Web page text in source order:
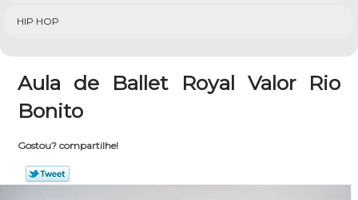
HIP HOP
Aula de Ballet Royal Valor Rio
Bonito
Gostou? compartilhe!